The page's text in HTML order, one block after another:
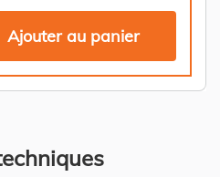
Ajouter au panier